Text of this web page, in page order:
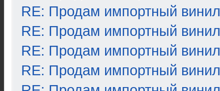
RE: Продам импортный винил
RE: Продам импортный винил
RE: Продам импортный винил
RE: Продам импортный винил